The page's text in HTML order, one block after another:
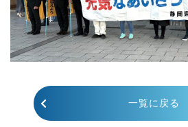
一覧に戻る